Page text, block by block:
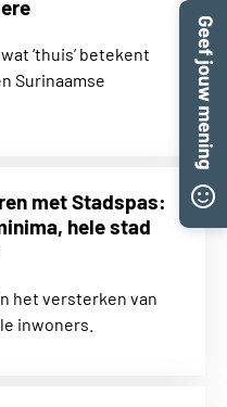
‘thuis’ betekent
Surinaamse
met Stadspas:
hele stad
het versterken van
inwoners.